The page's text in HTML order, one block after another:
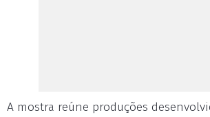
A mostra reúne produções